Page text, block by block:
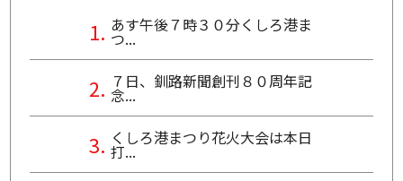
あす午後７時３０分くしろ港ま
つ...
７日、釧路新聞創刊８０周年記
念...
くしろ港まつり花火大会は本日
打...